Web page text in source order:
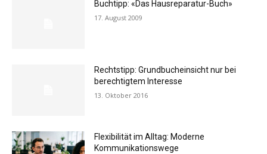
Buchtipp: «Das Hausreparatur-Buch»
17. August 2009
Rechtstipp: Grundbucheinsicht nur bei
berechtigtem Interesse
13. Oktober 2016
Flexibilität im Alltag: Moderne
Kommunikationswege